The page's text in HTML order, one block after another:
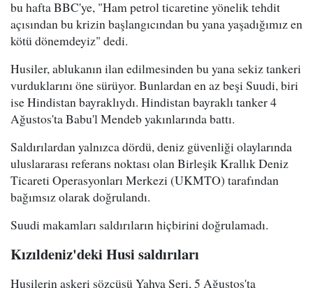
bu hafta BBC'ye, "Ham petrol ticaretine yönelik tehdit
açısından bu krizin başlangıcından bu yana yaşadığımız en
kötü dönemdeyiz" dedi.
Husiler, ablukanın ilan edilmesinden bu yana sekiz tankeri
vurduklarını öne sürüyor. Bunlardan en az beşi Suudi, biri
ise Hindistan bayraklıydı. Hindistan bayraklı tanker 4
Ağustos'ta Babu'l Mendeb yakınlarında battı.
Saldırılardan yalnızca dördü, deniz güvenliği olaylarında
uluslararası referans noktası olan Birleşik Krallık Deniz
Ticareti Operasyonları Merkezi (UKMTO) tarafından
bağımsız olarak doğrulandı.
Suudi makamları saldırıların hiçbirini doğrulamadı.
Kızıldeniz'deki Husi saldırıları
Husilerin askeri sözcüsü Yahya Seri, 5 Ağustos'ta